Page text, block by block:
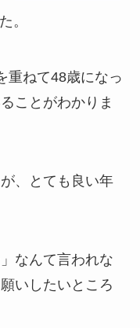
。
重ねて48歳になっ
ことがわかりま
、とても良い年
なんて言われな
いしたいところ